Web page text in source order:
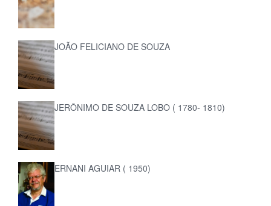
JOÃO FELICIANO DE SOUZA
JERÔNIMO DE SOUZA LOBO ( 1780- 1810)
ERNANI AGUIAR ( 1950)